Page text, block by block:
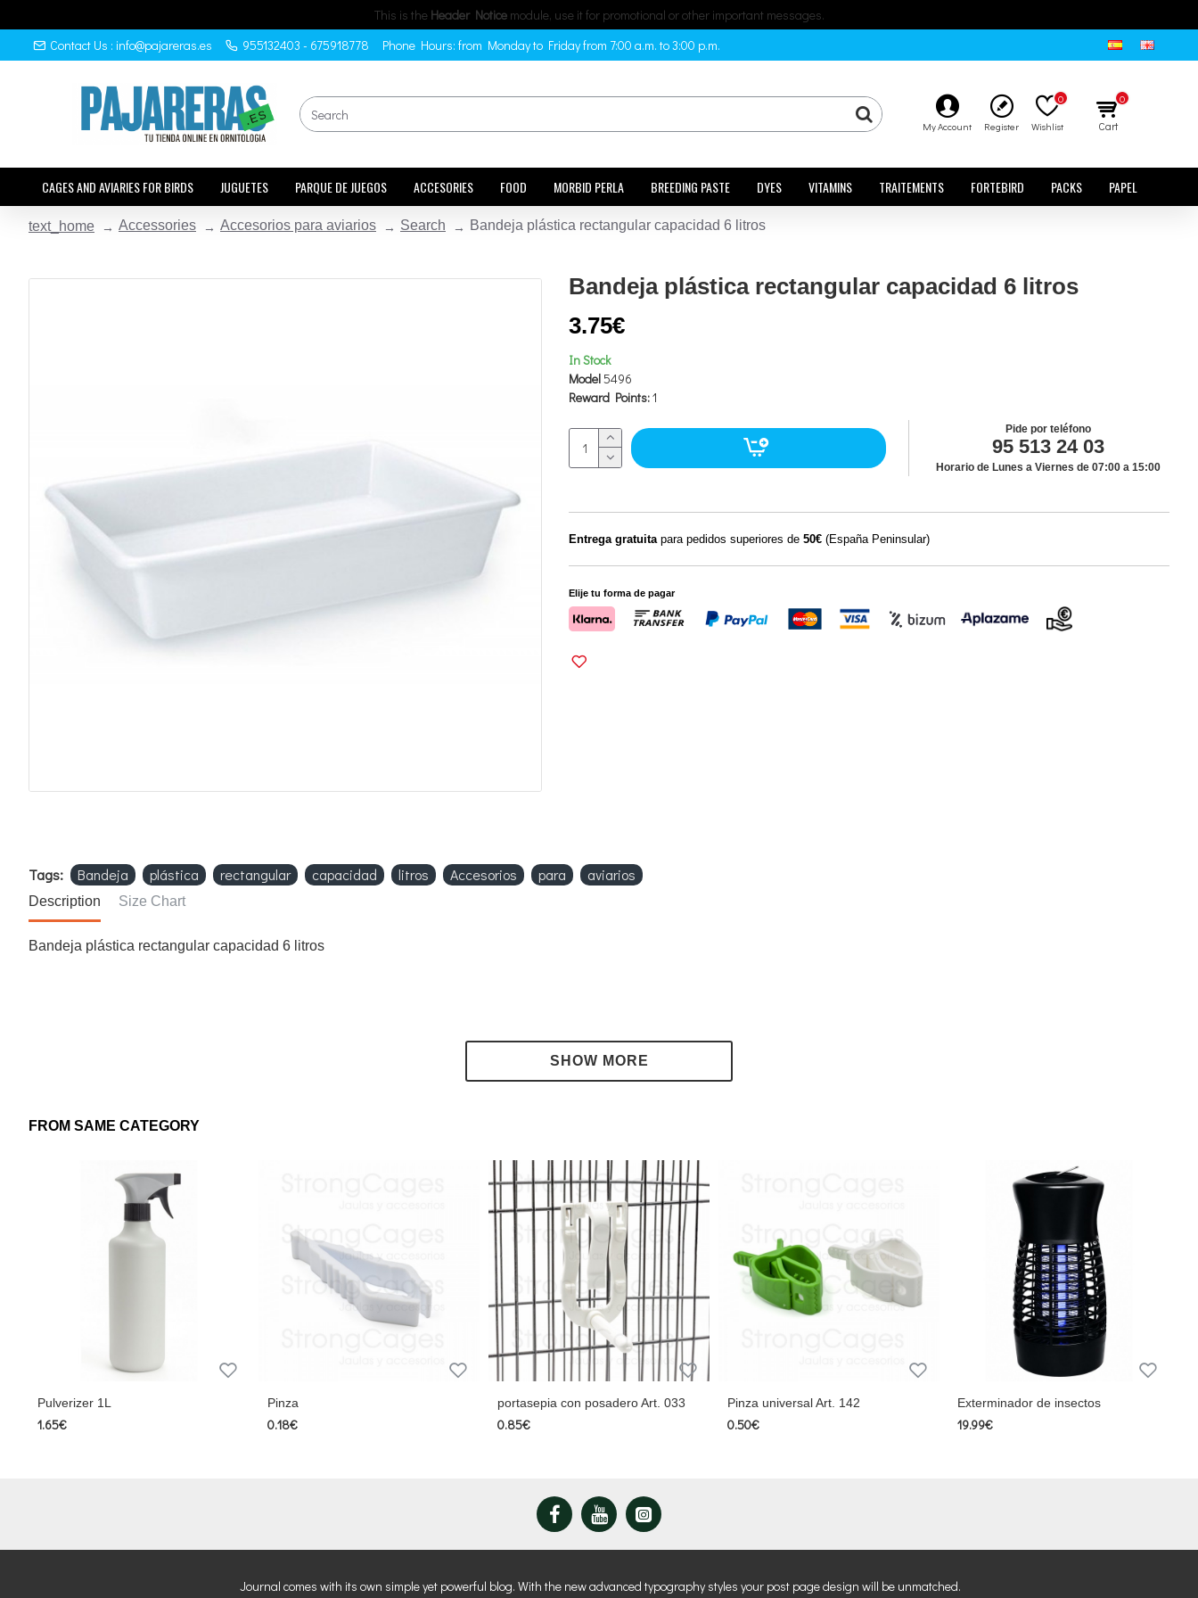
This is the Header Notice module, use it for promotional or other important messages.
Contact Us : info@pajareras.es
955132403 - 675918778 Phone Hours: from Monday to Friday from 7:00 a.m. to 3:00 p.m.
My Account Register Wishlist
0
Cart
0
CAGES AND AVIARIES FOR BIRDS JUGUETES PARQUE DE JUEGOS ACCESORIES FOOD MORBID PERLA BREEDING PASTE DYES VITAMINS TRAITEMENTS FORTEBIRD PACKS PAPEL
text_home Accessories Accesorios para aviarios Search Bandeja plástica rectangular capacidad 6 litros
Bandeja plástica rectangular capacidad 6 litros
In Stock
Model5496
Reward Points:1
3.75€
Pide por teléfono
95 513 24 03
Horario de Lunes a Viernes de 07:00 a 15:00
Entrega gratuita para pedidos superiores de 50€ (España Peninsular)
Elije tu forma de pagar
Tags: Bandeja plástica rectangular capacidad litros Accesorios para aviarios
Description Size Chart
Bandeja plástica rectangular capacidad 6 litros
FROM SAME CATEGORY
Pulverizer 1L
1.65€
Pinza
0.18€
portasepia con posadero Art. 033
0.85€
Pinza universal Art. 142
0.50€
Exterminador de insectos
19.99€
Journal comes with its own simple yet powerful blog. With the new advanced typography styles your post page design will be unmatched.